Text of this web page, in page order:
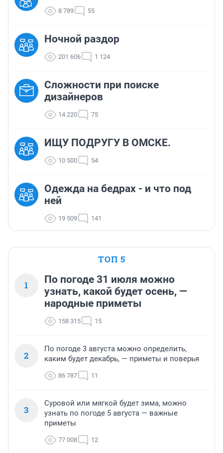
8 789 55
Ночной раздор
201 606 1 124
Сложности при поиске
дизайнеров
14 220 75
ИЩУ ПОДРУГУ В ОМСКЕ.
10 500 54
Одежда на бедрах - и что под
ней
19 509 141
ТОП 5
1
По погоде 31 июля можно
узнать, какой будет осень, —
народные приметы
158 315 15
2
По погоде 3 августа можно определить,
каким будет декабрь, — приметы и поверья
86 787 11
3
Суровой или мягкой будет зима, можно
узнать по погоде 5 августа — важные
приметы
77 008 12